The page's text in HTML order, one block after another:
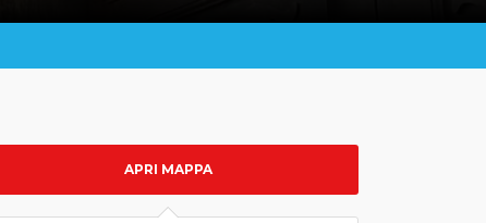
APRI MAPPA